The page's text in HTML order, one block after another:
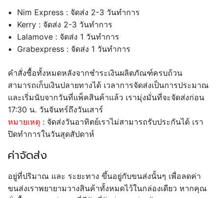
Nim Express : จัดส่ง 2-3 วันทำการ
Kerry : จัดส่ง 2-3 วันทำการ
Lalamove : จัดส่ง 1 วันทำการ
Grabexpress : จัดส่ง 1 วันทำการ
คำสั่งซื้อทั้งหมดหลังจากชำระเงินผลิตภัณฑ์ครบถ้วน
สามารถเก็บเงินปลายทางได้ เวลาการจัดส่งเป็นการประมาณ
และเริ่มนับจากวันที่แพ็คสินค้าแล้ว เรามุ่งมั่นที่จะจัดส่งก่อน
17:30 น. วันจันทร์ถึงวันเสาร์
หมายเหตุ : จัดส่งวันอาทิตย์เราไม่สามารถรับประกันได้ เรา
ปิดทำการในวันสุดสัปดาห์
ค่าจัดส่ง
อยู่ที่ปริมาณ และ ระยะทาง ขึ้นอยู่กับขนส่งนั้นๆ เพื่อลดค่า
ขนส่งเราพยายามวางสินค้าทั้งหมดไว้ในกล่องเดียว หากคุณ